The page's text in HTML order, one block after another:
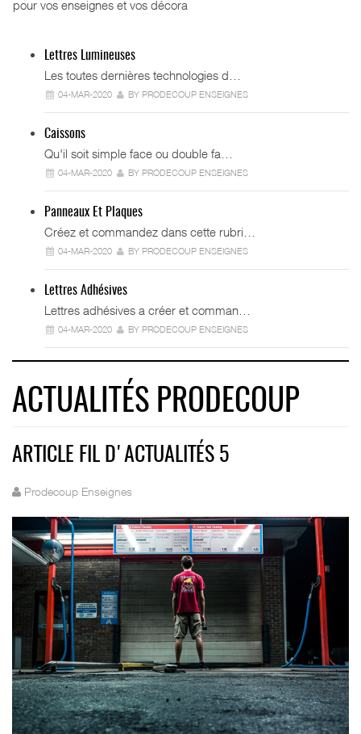
pour vos enseignes et vos décora
Lettres Lumineuses
Les toutes dernières technologies d…
04-MAR-2020 BY PRODECOUP ENSEIGNES
Caissons
Qu'il soit simple face ou double fa…
04-MAR-2020 BY PRODECOUP ENSEIGNES
Panneaux Et Plaques
Créez et commandez dans cette rubri…
04-MAR-2020 BY PRODECOUP ENSEIGNES
Lettres Adhésives
Lettres adhésives a créer et comman…
04-MAR-2020 BY PRODECOUP ENSEIGNES
ACTUALITÉS PRODECOUP
ARTICLE FIL D'ACTUALITÉS 5
Prodecoup Enseignes